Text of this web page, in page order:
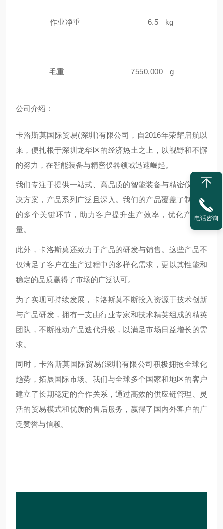
作业净重 6.5 kg
毛重 7550,000 g
公司介绍：
卡洛斯莫国际贸易(深圳)有限公司，自2016年荣耀启航以
来，便扎根于深圳龙华区的经济热土之上，以视野和不懈
的努力，在智能装备与精密仪器领域迅速崛起。
我们专注于提供一站式、高品质的智能装备与精密仪器解
决方案，产品系列广泛且深入。我们的产品覆盖了制造业
的多个关键环节，助力客户提升生产效率，优化产品质
量。
此外，卡洛斯莫还致力于产品的研发与销售。这些产品不
仅满足了客户在生产过程中的多样化需求，更以其性能和
稳定的品质赢得了市场的广泛认可。
为了实现可持续发展，卡洛斯莫不断投入资源于技术创新
与产品研发，拥有一支由行业专家和技术精英组成的精英
团队，不断推动产品迭代升级，以满足市场日益增长的需
求。
同时，卡洛斯莫国际贸易(深圳)有限公司积极拥抱全球化
趋势，拓展国际市场。我们与全球多个国家和地区的客户
建立了长期稳定的合作关系，通过高效的供应链管理、灵
活的贸易模式和优质的售后服务，赢得了国内外客户的广
泛赞誉与信赖。
电话咨询